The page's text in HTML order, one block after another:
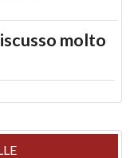
molto